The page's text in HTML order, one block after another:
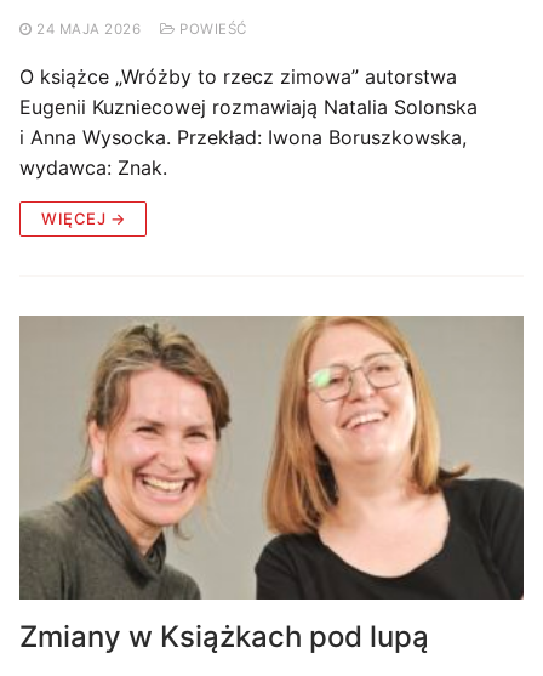
24 MAJA 2026 POWIEŚĆ
O książce „Wróżby to rzecz zimowa” autorstwa
Eugenii Kuzniecowej rozmawiają Natalia Solonska
i Anna Wysocka. Przekład: Iwona Boruszkowska,
wydawca: Znak.
WIĘCEJ →
Zmiany w Książkach pod lupą